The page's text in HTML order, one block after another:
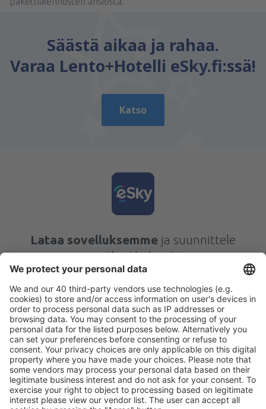
Säästä aikaa ja rahaa.
Varaa Lento+Hotelli eSky.fi:ssä!
Katso
Lataa sovelluksemme ja suunnittele
matkasi helposti
Suunnittele matkasi
Halvat lennot
Kaupunkilomat
Lomamatkat